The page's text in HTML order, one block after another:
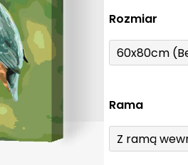
Rozmiar
60x80cm
Rama
Z ramą